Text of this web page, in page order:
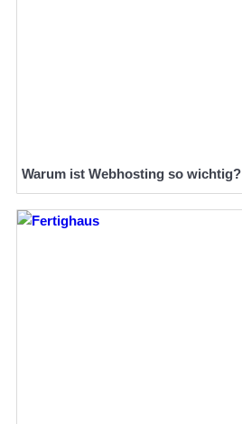
Warum ist Webhosting so wichtig?